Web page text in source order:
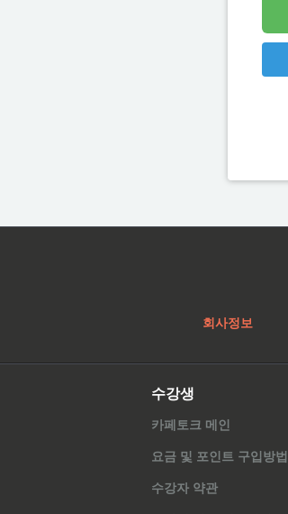
회사정보
수강생
카페토크 메인
요금 및 포인트 구입방법
수강자 약관